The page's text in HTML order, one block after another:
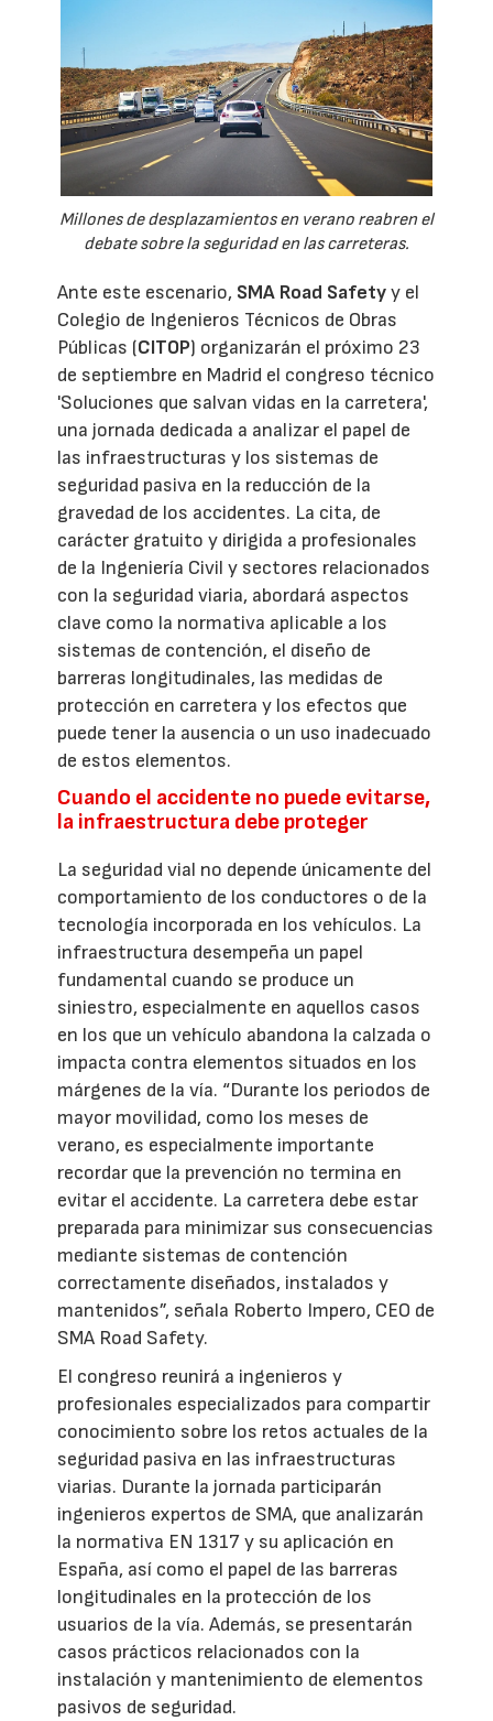
Millones de desplazamientos en verano reabren el
debate sobre la seguridad en las carreteras.
Ante este escenario, SMA Road Safetyy el
Colegio de Ingenieros Técnicos de Obras
Públicas (CITOP) organizarán el próximo 23
de septiembre en Madrid el congreso técnico
'Soluciones que salvan vidas en la carretera',
una jornada dedicada a analizar el papel de
las infraestructuras y los sistemas de
seguridad pasiva en la reducción de la
gravedad de los accidentes. La cita, de
carácter gratuito y dirigida a profesionales
de la Ingeniería Civil y sectores relacionados
con la seguridad viaria, abordará aspectos
clave como la normativa aplicable a los
sistemas de contención, el diseño de
barreras longitudinales, las medidas de
protección en carretera y los efectos que
puede tener la ausencia o un uso inadecuado
de estos elementos.
Cuando el accidente no puede evitarse,
la infraestructura debe proteger
La seguridad vial no depende únicamente del
comportamiento de los conductores o de la
tecnología incorporada en los vehículos. La
infraestructura desempeña un papel
fundamental cuando se produce un
siniestro, especialmente en aquellos casos
en los que un vehículo abandona la calzada o
impacta contra elementos situados en los
márgenes de la vía. “Durante los periodos de
mayor movilidad, como los meses de
verano, es especialmente importante
recordar que la prevención no termina en
evitar el accidente. La carretera debe estar
preparada para minimizar sus consecuencias
mediante sistemas de contención
correctamente diseñados, instalados y
mantenidos”, señala Roberto Impero, CEO de
SMA Road Safety.
El congreso reunirá a ingenieros y
profesionales especializados para compartir
conocimiento sobre los retos actuales de la
seguridad pasiva en las infraestructuras
viarias. Durante la jornada participarán
ingenieros expertos de SMA, que analizarán
la normativa EN 1317 y su aplicación en
España, así como el papel de las barreras
longitudinales en la protección de los
usuarios de la vía. Además, se presentarán
casos prácticos relacionados con la
instalación y mantenimiento de elementos
pasivos de seguridad.